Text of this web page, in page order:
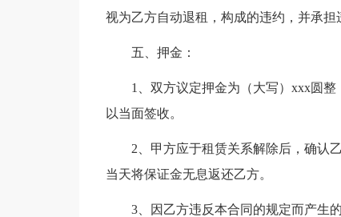
视为乙方自动退租，构成的违约，并承担
五、押金：
1、双方议定押金为（大写）xxx圆
以当面签收。
2、甲方应于租赁关系解除后，确认
当天将保证金无息返还乙方。
3、因乙方违反本合同的规定而产生